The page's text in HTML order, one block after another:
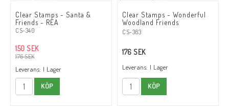
Lägg till i favoritlistan
Lägg till i favoritlistan
Clear Stamps - Santa &
Friends - REA
CS-340
176 SEK
150 SEK
Leverans: I Lager
KÖP
Clear Stamps - Wonderful
Woodland Friends
CS-363
176 SEK
Leverans: I Lager
KÖP